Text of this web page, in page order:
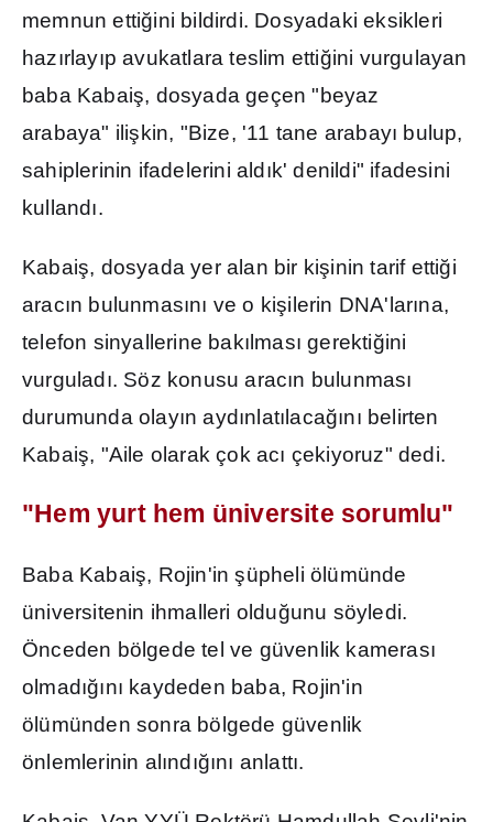
memnun ettiğini bildirdi. Dosyadaki eksikleri
hazırlayıp avukatlara teslim ettiğini vurgulayan
baba Kabaiş, dosyada geçen "beyaz
arabaya" iliş kin, "Bize, '11 tane arabayı bulup,
sahiplerinin ifadelerini ald ık' denildi" ifadesini
kullandı.
Kabaiş, dosyada yer alan bir kişinin tarif ettiği
aracın bulunmasını ve o kişilerin DNA'larına,
telefon sinyallerine bakı lması gerektiğini
vurgulad ı. Söz konusu aracın bulunması
durumunda olayın aydınlatı lacağını belirten
Kabaiş, "Aile olarak çok acı çekiyoruz" dedi.
"Hem yurt hem üniversite sorumlu"
Baba Kabaiş, Rojin'inşüpheli ölümünde
üniversitenin ihmalleri olduğunu söyledi.
Önceden bölgede tel ve güvenlik kamerası
olmadığını kaydeden baba, Rojin'in
ölümünden sonra bölgede güvenlik
önlemlerinin al ınd ığını anlattı.